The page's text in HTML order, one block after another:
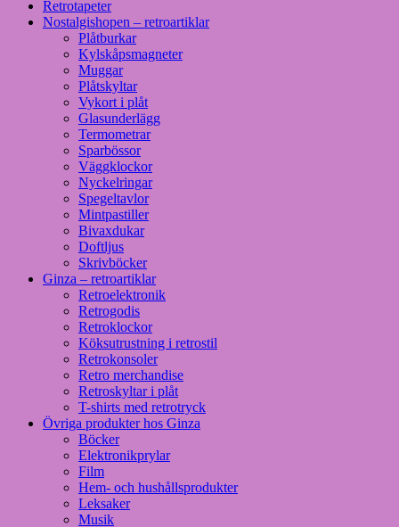
Retrotapeter
Nostalgishopen – retroartiklar
Plåtburkar
Kylskåpsmagneter
Muggar
Plåtskyltar
Vykort i plåt
Glasunderlägg
Termometrar
Sparbössor
Väggklockor
Nyckelringar
Spegeltavlor
Mintpastiller
Bivaxdukar
Doftljus
Skrivböcker
Ginza – retroartiklar
Retroelektronik
Retrogodis
Retroklockor
Köksutrustning i retrostil
Retrokonsoler
Retro merchandise
Retroskyltar i plåt
T-shirts med retrotryck
Övriga produkter hos Ginza
Böcker
Elektronikprylar
Film
Hem- och hushållsprodukter
Leksaker
Musik